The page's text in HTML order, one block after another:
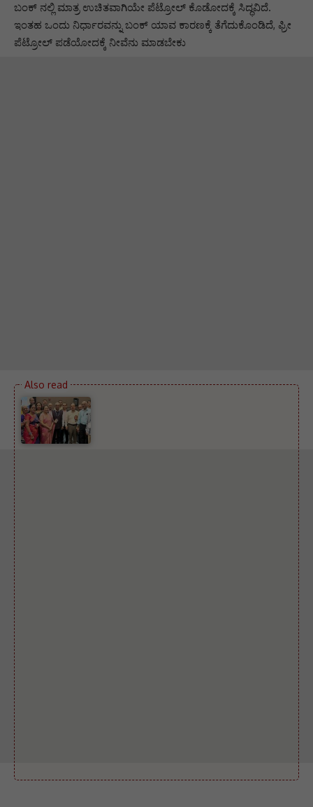
ಬಂಕ್ ನಲ್ಲಿ ಮಾತ್ರ ಉಚಿತವಾಗಿಯೇ ಪೆಟ್ರೋಲ್ ಕೊಡೋದಕ್ಕೆ ಸಿದ್ಧವಿದೆ.
ಇಂತಹ ಒಂದು ನಿರ್ಧಾರವನ್ನು ಬಂಕ್ ಯಾವ ಕಾರಣಕ್ಕೆ ತೆಗೆದುಕೊಂಡಿದೆ, ಫ್ರೀ
ಪೆಟ್ರೋಲ್ ಪಡೆಯೋದಕ್ಕೆ ನೀವೆನು ಮಾಡಬೇಕು